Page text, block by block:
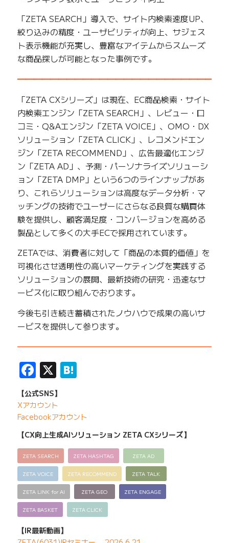
「ZETA SEARCH」導入で、サイト内検索速度UP、
絞り込みの精度・ユーザビリティが向上、サジェス
ト表示機能が充実し、豊富なアイテムからスムーズ
な商品探しが可能となった事例です。
「ZETA CXシリーズ」は現在、EC商品検索・サイト
内検索エンジン「ZETA SEARCH」、レビュー・口
コミ・Q&Aエンジン「ZETA VOICE」、OMO・DX
ソリューション「ZETA CLICK」、レコメンドエン
ジン「ZETA RECOMMEND」、広告最適化エンジ
ン「ZETA AD」、予測・パーソナライズソリューシ
ョン「ZETA DMP」という6つのラインナップがあ
り、これらソリューションは高度なデータ分析・マ
ッチングの技術でユーザーにさらなる良質な購買体
験を提供し、顧客満足度・コンバージョンを高める
製品として多くの大手ECで採用されています。
ZETAでは、消費者に対して「商品の本質的価値」を
可視化させ透明性の高いマーケティングを実践する
ソリューションの展開、最新技術の研究・迅速なサ
ービス化に取り組んでおります。
今後も引き続き蓄積されたノウハウで成果の高いサ
ービスを提供して参ります。
Facebook
X Hatena
【公式SNS】
Xアカウント
Facebookアカウント
【CX向上生成AIソリューション ZETA CXシリーズ】
ZETA SEARCH ZETA HASHTAG ZETA AD
ZETA VOICE ZETA RECOMMEND ZETA TALK
ZETA LINK for AI ZETA GEO ZETA ENGAGE
ZETA BASKET ZETA CLICK
【IR最新動画】